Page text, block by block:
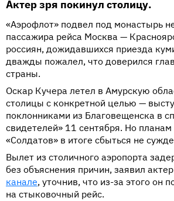
Актер зря покинул столицу.
«Аэрофлот» подвел под монастырь
пассажира рейса Москва —
россиян, дожидавшихся приезда
дважды пожалел, что доверился
страны.
Оскар Кучера летел в Амурскую
столицы с конкретной целью —
поклонниками из Благовещенска в
свидетелей» 11 сентября. Но
«Солдатов» в итоге сбыться не
Вылет из столичного аэропорта
без объяснения причин, заявил
канале, уточнив, что из-за этого он
на стыковочный рейс.